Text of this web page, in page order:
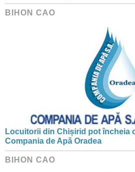
BIHON CAO
Locuitorii din Chișirid pot încheia
Compania de Apă Oradea
BIHON CAO